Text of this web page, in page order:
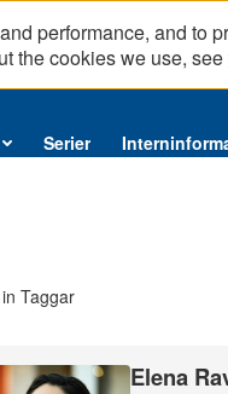
performance, and to
the cookies we use, see
Serier
Taggar
Elena